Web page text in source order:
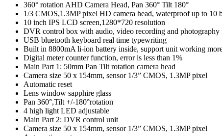
360° rotation AHD Camera Head, Pan 360° Tilt 180°
1/3 CMOS,1.3MP pixel HD camera head, waterproof up to 10
10 inch IPS LCD screen,1280*720 resolution
DVR control box with audio, video recording and photography
USB bluetooth keyboard real time typewriting
Built in 8800mA li-ion battery inside, support unit working
Digital meter counter function, error is less than 1%
Main Part 1: 50mm Pan Tilt rotation camera head
Camera size 50 x 154mm, sensor 1/3” CMOS, 1.3MP pixel
Automatic reset
Lens window sapphire glass
Pan 360°,Tilt +/-180°rotation
4 high light LED adjustable
Main Part 2: DVR control unit
Camera size 50 x 154mm, sensor 1/3” CMOS, 1.3MP pixel